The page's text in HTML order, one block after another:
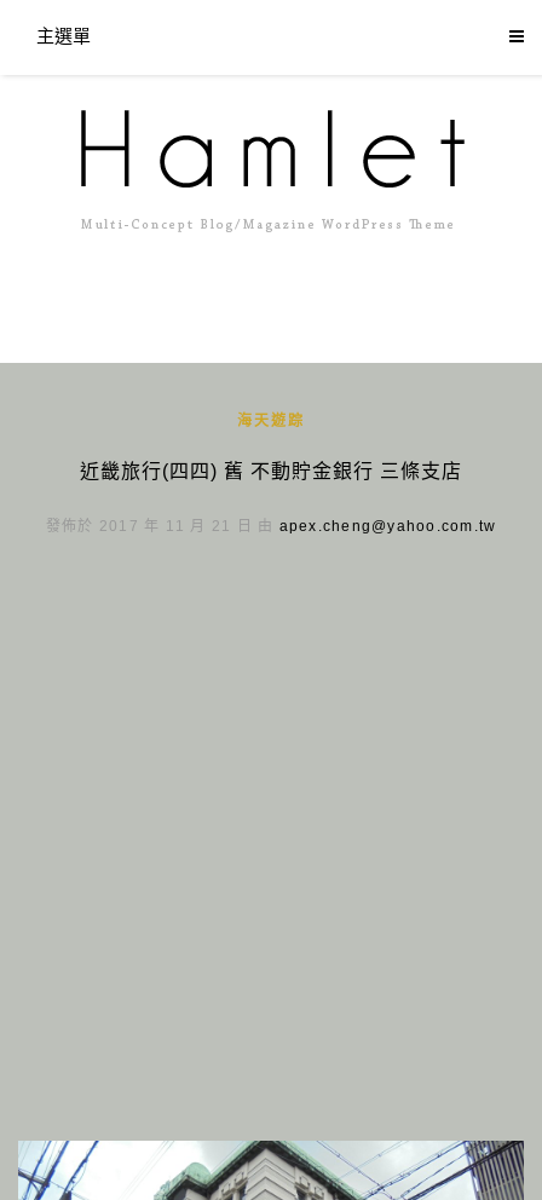
主選單
海天遊踪
近畿旅行(四四) 舊 不動貯金銀行 三條支店
發佈於 2017 年 11 月 21 日 由 apex.cheng@yahoo.com.tw